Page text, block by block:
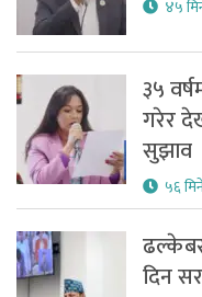
४५
३५
गरेर
सुझाव
५६
दिन